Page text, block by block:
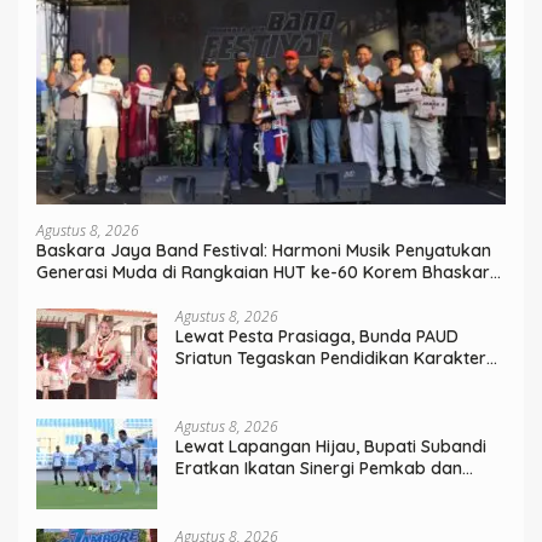
Agustus 8, 2026
Baskara Jaya Band Festival: Harmoni Musik Penyatukan
Generasi Muda di Rangkaian HUT ke-60 Korem Bhaskara
Agustus 8, 2026
Lewat Pesta Prasiaga, Bunda PAUD
Sriatun Tegaskan Pendidikan Karakter
Agustus 8, 2026
Lewat Lapangan Hijau, Bupati Subandi
Eratkan Ikatan Sinergi Pemkab dan
Agustus 8, 2026